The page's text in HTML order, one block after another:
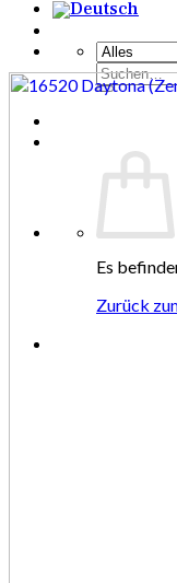
Suchen
nach:
Es
Zurück